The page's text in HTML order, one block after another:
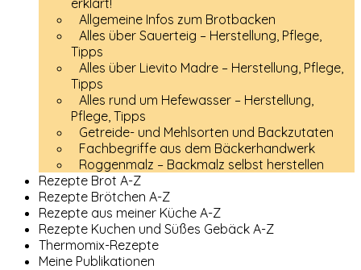
erklärt!
Allgemeine Infos zum Brotbacken
Alles über Sauerteig – Herstellung, Pflege,
Tipps
Alles über Lievito Madre – Herstellung, Pflege,
Tipps
Alles rund um Hefewasser – Herstellung,
Pflege, Tipps
Getreide- und Mehlsorten und Backzutaten
Fachbegriffe aus dem Bäckerhandwerk
Roggenmalz – Backmalz selbst herstellen
Rezepte Brot A-Z
Rezepte Brötchen A-Z
Rezepte aus meiner Küche A-Z
Rezepte Kuchen und Süßes Gebäck A-Z
Thermomix-Rezepte
Meine Publikationen